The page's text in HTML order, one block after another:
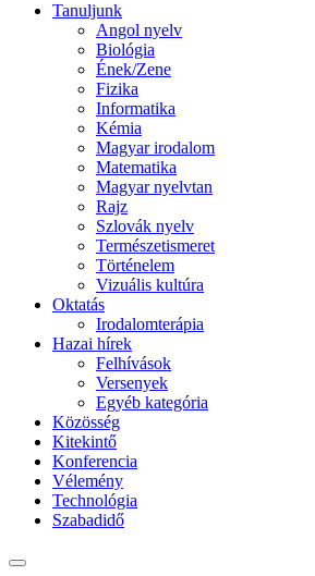
Tanuljunk
Angol nyelv
Biológia
Ének/Zene
Fizika
Informatika
Kémia
Magyar irodalom
Matematika
Magyar nyelvtan
Rajz
Szlovák nyelv
Természetismeret
Történelem
Vizuális kultúra
Oktatás
Irodalomterápia
Hazai hírek
Felhívások
Versenyek
Egyéb kategória
Közösség
Kitekintő
Konferencia
Vélemény
Technológia
Szabadidő